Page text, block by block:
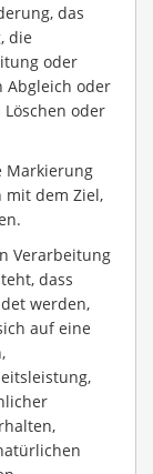
das
die
oder
Abgleich oder
oder
Markierung
mit dem Ziel,
Verarbeitung
dass
werden,
auf eine